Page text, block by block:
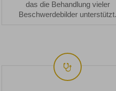
das die Behandlung vieler
Beschwerdebilder unterstützt.